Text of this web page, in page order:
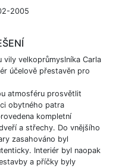
2005
vily velkoprůmyslníka Carla
účelově přestavěn pro
atmosféru prosvětlit
obytného patra
kompletní
a střechy. Do vnějšího
zasahováno byl
Interiér byl naopak
a příčky byly